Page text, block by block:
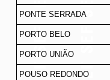
PONTE SERRADA
PORTO BELO
PORTO UNIÃO
POUSO REDONDO